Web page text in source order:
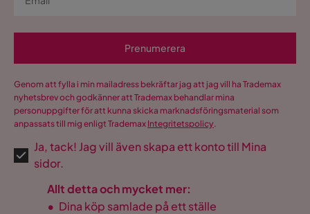
Prenumerera
Genom att fylla i min mailadress bekräftar jag att jag vill ha Trademax
nyhetsbrev och godkänner att Trademax behandlar mina
personuppgifter för att kunna skicka marknadsföringsmaterial som
anpassats till mig enligt Trademax Integritetspolicy.
Ja, tack! Jag vill även skapa ett konto till Mina
sidor.
Allt detta och mycket mer:
• Dina köp samlade på ett ställe